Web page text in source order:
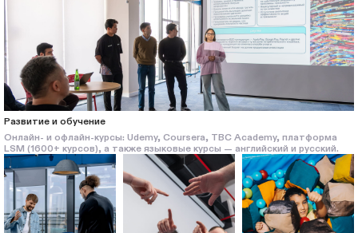
Развитие и обучение
Онлайн- и офлайн-курсы: Udemy, Coursera, TBC Academy, платформа
LSM (1600+ курсов), а также языковые курсы — английский и русский.